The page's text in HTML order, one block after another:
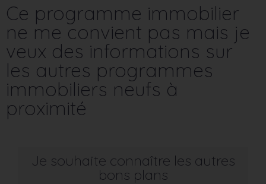
Ce programme immobilier
ne me convient pas mais je
veux des informations sur
les autres programmes
immobiliers neufs à
proximité
Je souhaite connaître les autres
bons plans